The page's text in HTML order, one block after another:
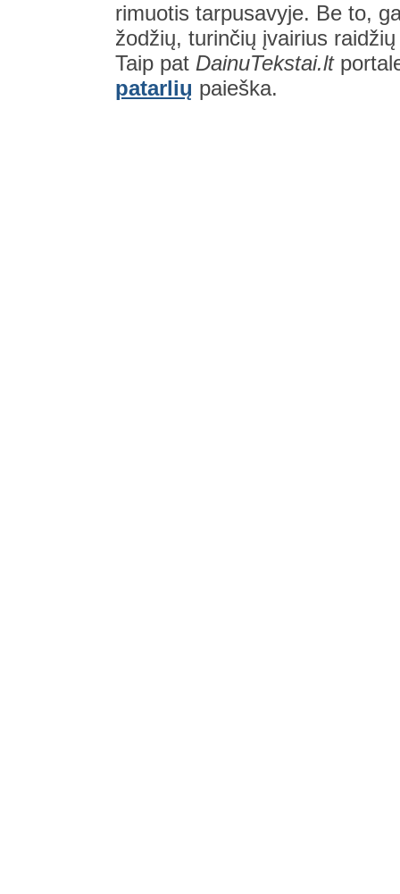
rimuotis tarpusavyje. Be to,
žodžių, turinčių įvairius
Taip pat DainuTekstai.lt
patarlių paieška.